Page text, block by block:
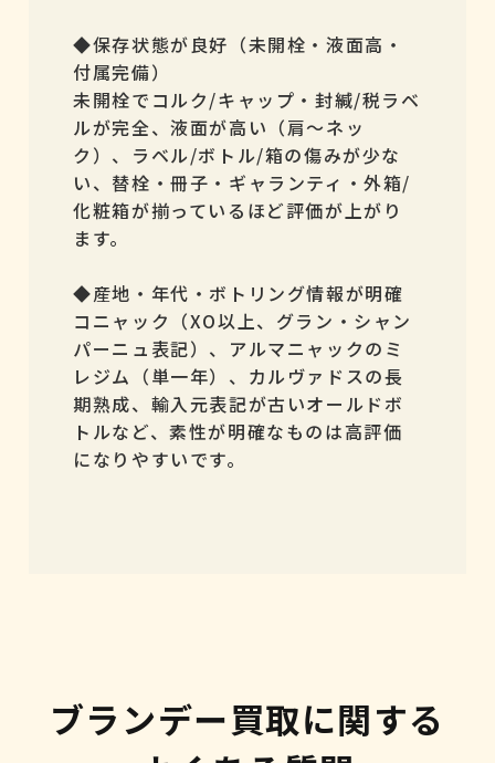
◆保存状態が良好（未開栓・液面高・
付属完備）
未開栓でコルク/キャップ・封緘/税ラベ
ルが完全、液面が高い（肩〜ネッ
ク）、ラベル/ボトル/箱の傷みが少な
い、替栓・冊子・ギャランティ・外箱/
化粧箱が揃っているほど評価が上がり
ます。
◆産地・年代・ボトリング情報が明確
コニャック（XO以上、グラン・シャン
パーニュ表記）、アルマニャックのミ
レジム（単一年）、カルヴァドスの長
期熟成、輸入元表記が古いオールドボ
トルなど、素性が明確なものは高評価
になりやすいです。
ブランデー買取に関する